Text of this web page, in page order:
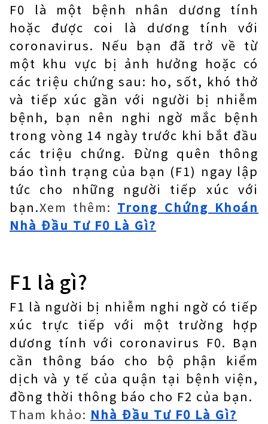
F0 là một bệnh nhân dương tính
hoặc được coi là dương tính với
coronavirus. Nếu bạn đã trở về từ
một khu vực bị ảnh hưởng hoặc có
các triệu chứng sau: ho, sốt, khó thở
và tiếp xúc gần với người bị nhiễm
bệnh, bạn nên nghi ngờ mắc bệnh
trong vòng 14 ngày trước khi bắt đầu
các triệu chứng. Đừng quên thông
báo tình trạng của bạn (F1) ngay lập
tức cho những người tiếp xúc với
bạn.Xem thêm: Trong Chứng Khoán
Nhà Đầu Tư F0 Là Gì?
F1 là gì?
F1 là người bị nhiễm nghi ngờ có tiếp
xúc trực tiếp với một trường hợp
dương tính với coronavirus F0. Bạn
cần thông báo cho bộ phận kiểm
dịch và y tế của quận tại bệnh viện,
đồng thời thông báo cho F2 của bạn.
Tham khảo: Nhà Đầu Tư F0 Là Gì?